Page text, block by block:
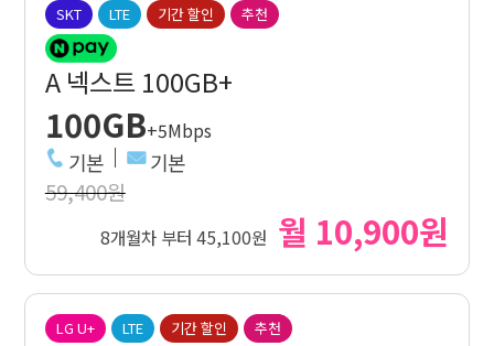
SKT LTE 기간 할인 추천
A 넥스트 100GB+
100GB+5Mbps
기본 기본
59,400원
8개월차 부터 45,100원 월 10,900원
LG U+ LTE 기간 할인 추천